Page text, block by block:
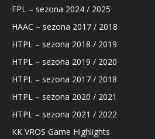
FPL – sezona 2024 / 2025
HAAC – sezona 2017 / 2018
HTPL – sezona 2018 / 2019
HTPL – sezona 2019 / 2020
HTPL – sezona 2017 / 2018
HTPL – sezona 2020 / 2021
HTPL – sezona 2021 / 2022
KK VROS Game Highlights